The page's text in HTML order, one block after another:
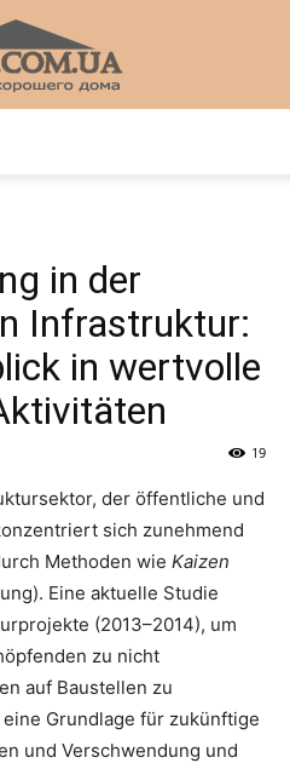
портал
in der
Infrastruktur:
in wertvolle
19
der öffentliche und
sich zunehmend
Methoden wie Kaizen
Eine aktuelle Studie
(2013–2014), um
zu nicht
auf Baustellen zu
Grundlage für zukünftige
und Verschwendung und